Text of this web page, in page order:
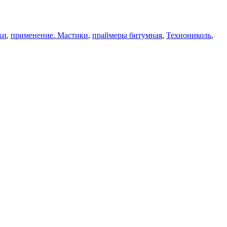
, применение. Мастики, праймеры битумная, Технониколь,